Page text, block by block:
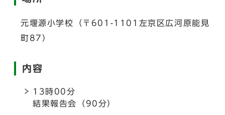
元堰源小学校（〒601-1101左京区広河原能見
町87）
内容
13時00分
結果報告会（90分）